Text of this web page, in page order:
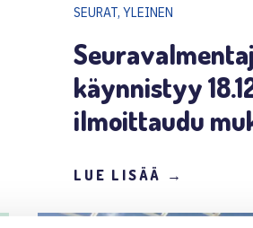
SEURAT, YLEINEN
käynnistyy
ilmoittaudu
LUE LISÄÄ →